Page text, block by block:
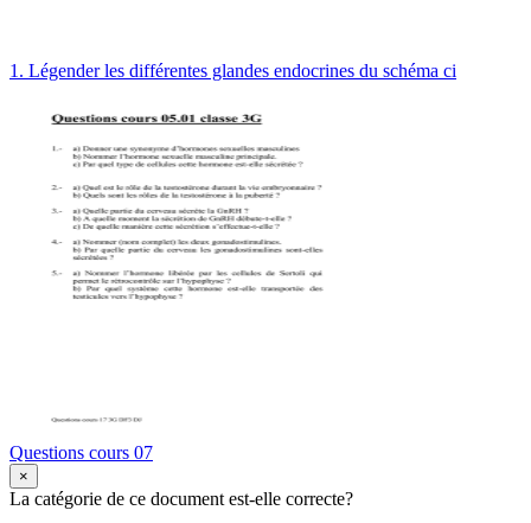
1. Légender les différentes glandes endocrines du schéma ci
Questions cours 07
×
La catégorie de ce document est-elle correcte?